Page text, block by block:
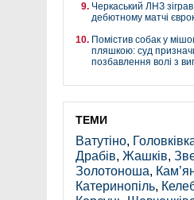
Черкаський ЛНЗ
дебютному матчі
Помістив собак у
пляшкою: суд
позбавлення волі з
ТЕМИ
Ватутіно,
Драбів, Жашків,
Золотоноша,
Катеринопіль,